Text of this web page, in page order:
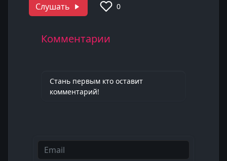
Слушать 0
Комментарии
Стань первым кто оставит
комментарий!